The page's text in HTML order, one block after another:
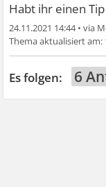
Habt ihr einen
24.11.2021 14:44•
6